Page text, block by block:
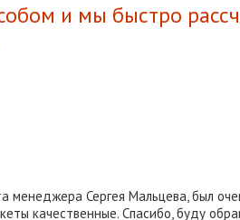
и мы быстро
менеджера Сергея Мальцева, был
качественные. Спасибо, буду